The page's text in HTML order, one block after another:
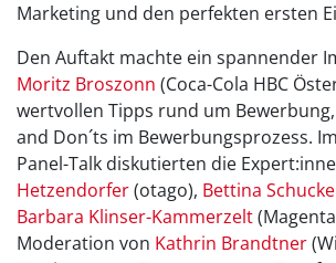
Marketing und den perfekten ersten
Den Auftakt machte ein spannender
Moritz Broszonn (Coca-Cola HBC
wertvollen Tipps rund um Bewerbung,
and Don´ts im Bewerbungsprozess.
Panel-Talk diskutierten die
Hetzendorfer(otago), Bettina
Barbara Klinser-Kammerzelt
Moderation von Kathrin Brandtner